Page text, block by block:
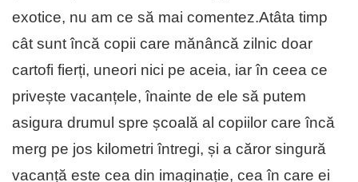
exotice, nu am ce să mai comentez.Atâta timp
cât sunt încă copii care mănâncă zilnic doar
cartofi fierți, uneori nici pe aceia, iar în ceea ce
privește vacanțele, înainte de ele să putem
asigura drumul spre școală al copiilor care încă
merg pe jos kilometri întregi, și a căror singură
vacanță este cea din imaginație, cea în care ei